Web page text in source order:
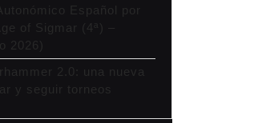
Español por
of Sigmar (4ª) –
2026)
2.0: una nueva
y seguir torneos